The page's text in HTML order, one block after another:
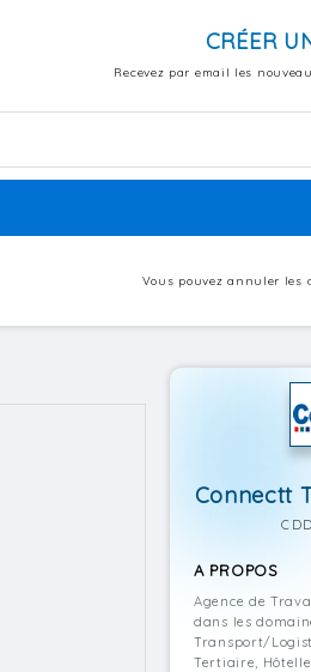
CRÉER
Recevez par email les
Vous pouvez annuler les
Connectt
A PROPOS
Agence de
dans les
Transport/
Tertiaire,